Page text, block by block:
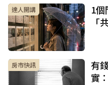
達人開講
1
「
房市快訊
有
實